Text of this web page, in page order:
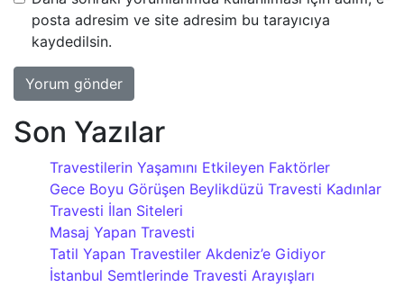
posta adresim ve site adresim bu tarayıcıya
kaydedilsin.
Son Yazılar
Travestilerin Yaşamını Etkileyen Faktörler
Gece Boyu Görüşen Beylikdüzü Travesti Kadınlar
Travesti İlan Siteleri
Masaj Yapan Travesti
Tatil Yapan Travestiler Akdeniz’e Gidiyor
İstanbul Semtlerinde Travesti Arayışları